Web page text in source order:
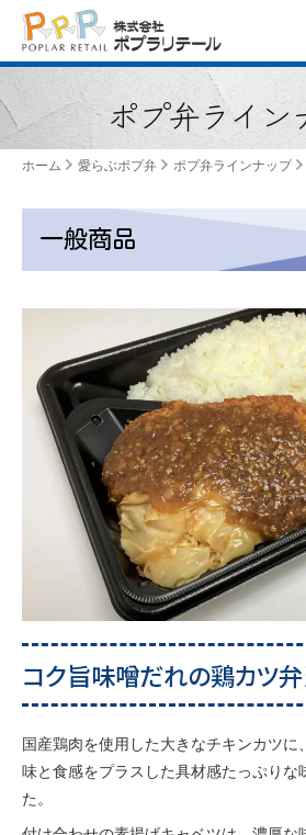
ポプ弁ライン
ホーム 愛らぶポプ弁 ポプ弁ラインナップ
一般商品
コク旨味噌だれの鶏カツ
国産鶏肉を使用した大きなチキンカツに
味と食感をプラスした具材感たっぷりな
た。